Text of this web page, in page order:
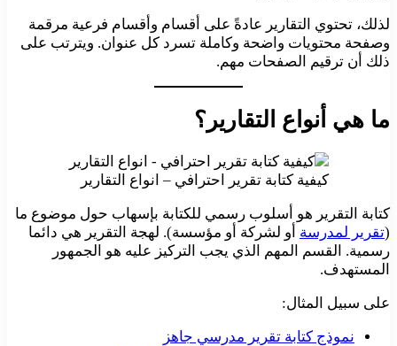
لذلك، تحتوي التقارير عادةً على أقسام وأقسام فرعية مرقمة
وصفحة محتويات واضحة وكاملة تسرد كل عنوان. ويترتب على
ذلك أن ترقيم الصفحات مهم.
ما هي أنواع التقارير؟
كيفية كتابة تقرير احترافي – انواع التقارير
كتابة التقرير هو أسلوب رسمي للكتابة بإسهاب حول موضوع ما
(تقرير لمدرسة أو لشركة أو مؤسسة). لهجة التقرير هي دائما
رسمية. القسم المهم الذي يجب التركيز عليه هو الجمهور
المستهدف.
على سبيل المثال:
نموذج كتابة تقرير مدرسي جاهز